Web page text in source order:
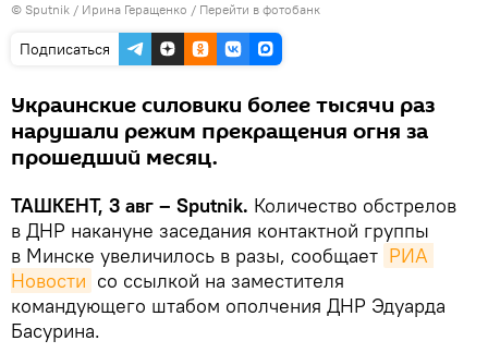
© Sputnik / Ирина Геращенко / Перейти в фотобанк
Подписаться
Украинские силовики более тысячи раз
нарушали режим прекращения огня за
прошедший месяц.
ТАШКЕНТ, 3 авг – Sputnik. Количество обстрелов
в ДНР накануне заседания контактной группы
в Минске увеличилось в разы, сообщает РИА
Новости со ссылкой на заместителя
командующего штабом ополчения ДНР Эдуарда
Басурина.